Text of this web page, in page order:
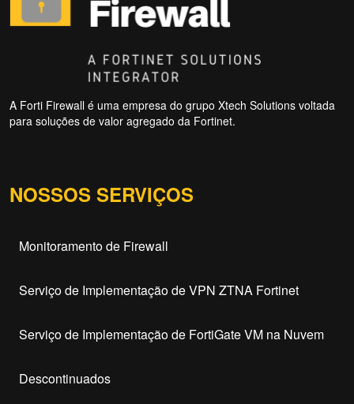
A Forti Firewall é uma empresa do grupo Xtech Solutions voltada
para soluções de valor agregado da Fortinet.
NOSSOS SERVIÇOS
Monitoramento de Firewall
Serviço de Implementação de VPN ZTNA Fortinet
Serviço de Implementação de FortiGate VM na Nuvem
Descontinuados